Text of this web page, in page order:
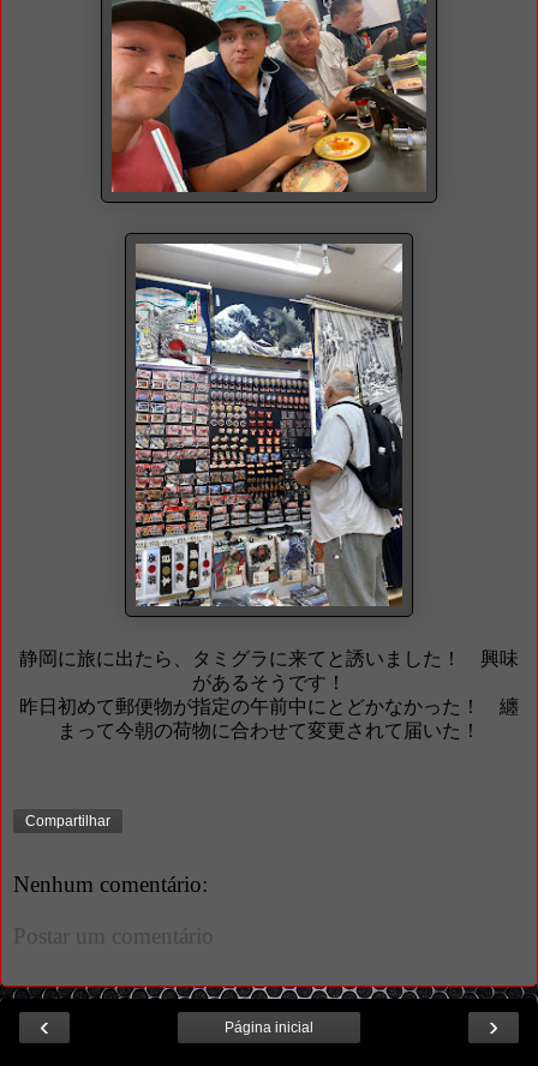
静岡に旅に出たら、タミグラに来てと誘いました！ 興味
があるそうです！
昨日初めて郵便物が指定の午前中にとどかなかった！ 纏
まって今朝の荷物に合わせて変更されて届いた！
Compartilhar
Nenhum comentário:
Postar um comentário
‹ ›
Página inicial